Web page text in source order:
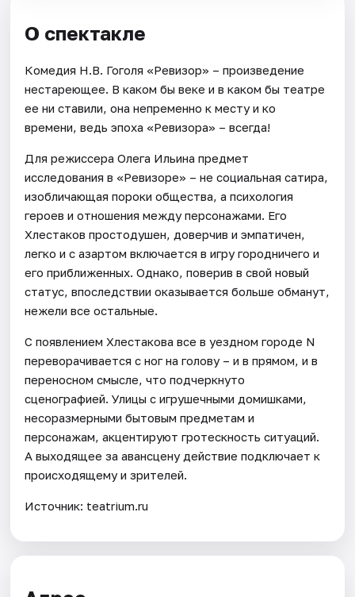
О спектакле
Комедия Н.В. Гоголя «Ревизор» – произведение
нестареющее. В каком бы веке и в каком бы театре
ее ни ставили, она непременно к месту и ко
времени, ведь эпоха «Ревизора» – всегда!
Для режиссера Олега Ильина предмет
исследования в «Ревизоре» – не социальная сатира,
изобличающая пороки общества, а психология
героев и отношения между персонажами. Его
Хлестаков простодушен, доверчив и эмпатичен,
легко и с азартом включается в игру городничего и
его приближенных. Однако, поверив в свой новый
статус, впоследствии оказывается больше обманут,
нежели все остальные.
С появлением Хлестакова все в уездном городе N
переворачивается с ног на голову – и в прямом, и в
переносном смысле, что подчеркнуто
сценографией. Улицы с игрушечными домишками,
несоразмерными бытовым предметам и
персонажам, акцентируют гротескность ситуаций.
А выходящее за авансцену действие подключает к
происходящему и зрителей.
Источник: teatrium.ru